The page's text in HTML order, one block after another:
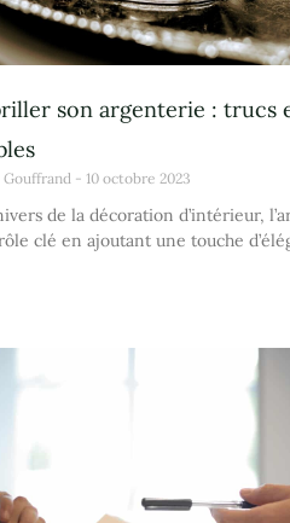
son argenterie : trucs
10 octobre 2023
de la décoration d’intérieur,
clé en ajoutant une touche